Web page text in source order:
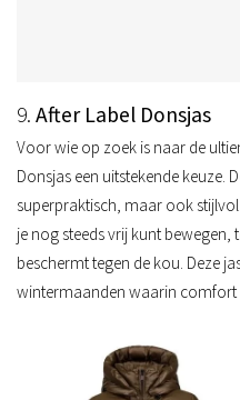
9. After Label Donsjas
Voor wie op zoek is naar de
Donsjas een uitstekende keuze.
superpraktisch, maar ook
je nog steeds vrij kunt
beschermt tegen de kou. Deze
wintermaanden waarin comfort